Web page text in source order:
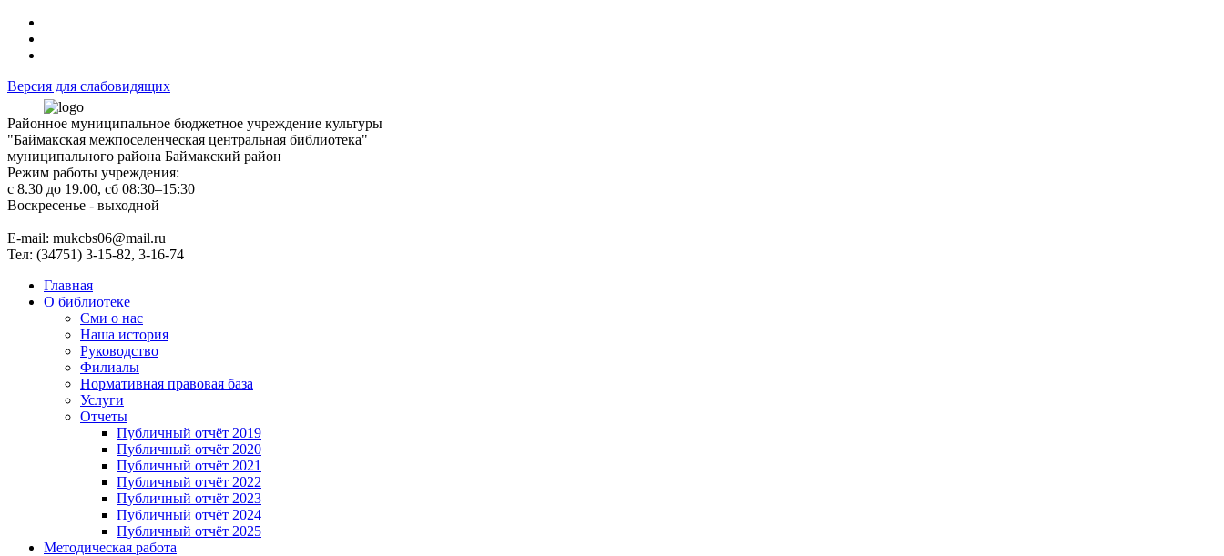
Версия для слабовидящих
Районное муниципальное бюджетное учреждение культуры
"Баймакская межпоселенческая центральная библиотека"
муниципального района Баймакский район
Режим работы учреждения:
с 8.30 до 19.00, сб 08:30–15:30
Воскресенье - выходной
Е-mail: mukcbs06@mail.ru
Тел: (34751) 3-15-82, 3-16-74
Главная
О библиотеке
Сми о нас
Наша история
Руководство
Филиалы
Нормативная правовая база
Услуги
Отчеты
Публичный отчёт 2019
Публичный отчёт 2020
Публичный отчёт 2021
Публичный отчёт 2022
Публичный отчёт 2023
Публичный отчёт 2024
Публичный отчёт 2025
Методическая работа